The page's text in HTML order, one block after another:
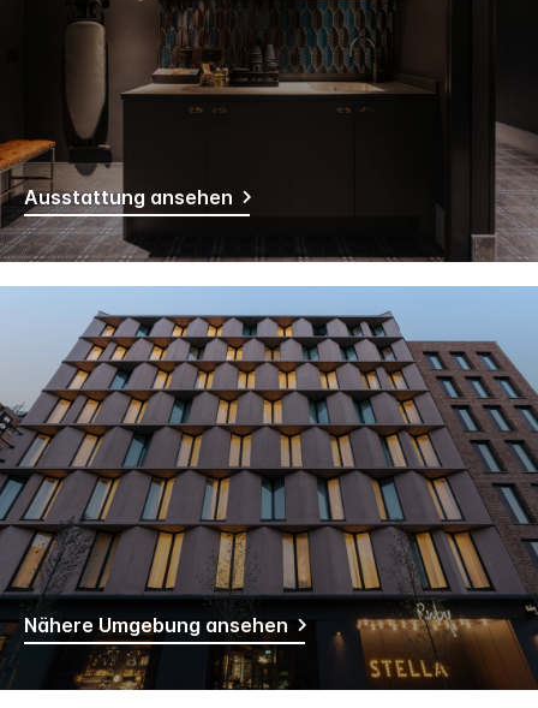
Ausstattung ansehen
Nähere Umgebung ansehen